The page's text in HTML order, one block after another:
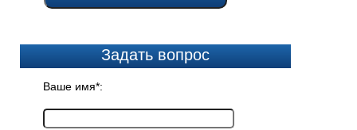
Задать вопрос
Ваше имя*: